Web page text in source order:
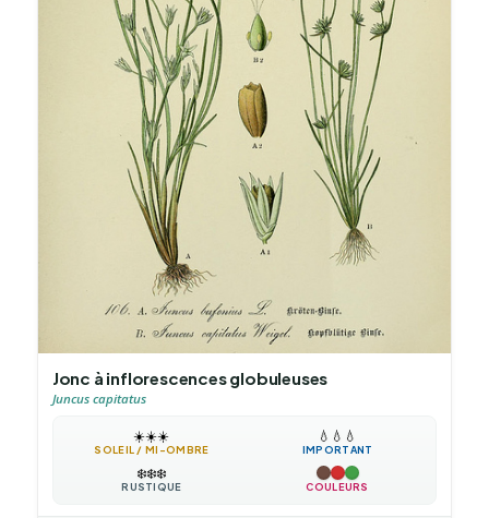
Jonc à inflorescences globuleuses
Juncus capitatus
☀️☀️☀️
SOLEIL / MI-OMBRE
💧 💧 💧
IMPORTANT
❄️❄️❄️
RUSTIQUE COULEURS